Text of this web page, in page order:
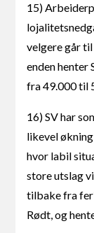
15)
velgere går
enden henter
fra 49.000 til
16) SV har
likevel
hvor labil
store utslag
tilbake fra
Rødt, og